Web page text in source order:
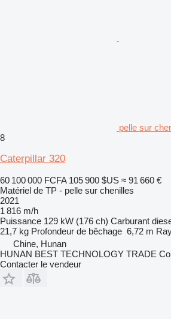
pelle sur
8
Caterpillar 320
60 100 000 FCFA 105 900 $US ≈ 91 660 €
Matériel de TP - pelle sur chenilles
2021
1 816 m/h
Puissance 129 kW (176 ch) Carburant
21,7 kg Profondeur de bêchage 6,72 m
Chine, Hunan
HUNAN BEST TECHNOLOGY TRADE
Contacter le vendeur